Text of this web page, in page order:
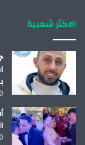
الاكثر شعبية